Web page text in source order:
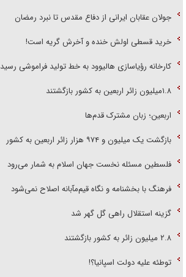
جولان عقابان ایرانی از دفاع مقدس تا نبرد رمضان
خرید قسطی اولش خنده و آخرش گریه است!
کارخانه رؤیاسازی هالیوود به خط تولید فراموشی رسید
۱.۸میلیون زائر اربعین به کشور بازگشتند
اربعین؛ زبان مشترک قدم‌ها
بازگشت یک میلیون و ۹۷۴ هزار زائر اربعین به کشور
فلسطین مسئله نخست جهان اسلام به شمار می‌رود
فرهنگ با بخشنامه و نگاه قیم‌مآبانه اصلاح نمی‌شود
گزینه استقلال راهی گل گهر شد
۲.۸ میلیون زائر به کشور بازگشتند
توطئه علیه دولت اسپانیا؟!